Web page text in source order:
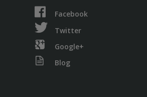
Facebook
Twitter
Google+
Blog